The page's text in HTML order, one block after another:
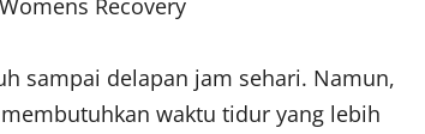
Recovery
sampai delapan jam sehari. Namun,
waktu tidur yang lebih